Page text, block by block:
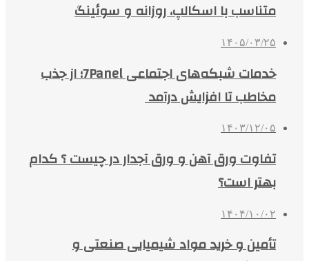
متناسب با اسکالپ، روزانه و سوئینگ
۱۴۰۵/۰۳/۲۵
خدمات شبکه‌های اجتماعی 7Panel؛ از جذب
مخاطب تا افزایش درآمد
۱۴۰۳/۱۲/۰۵
تفاوت ورق آهن و ورق آجدار در چیست ؟ کدام
بهتر است؟
۱۴۰۴/۱۰/۰۲
تأمین و خرید مواد شیمیایی صنعتی و